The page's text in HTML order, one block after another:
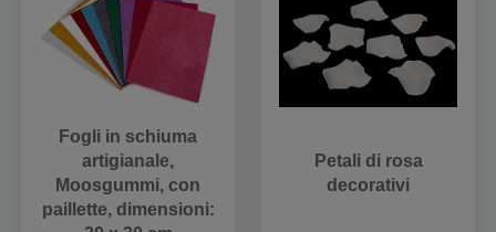
Fogli in schiuma
artigianale,
Moosgummi, con
paillette, dimensioni:
Petali di rosa
decorativi